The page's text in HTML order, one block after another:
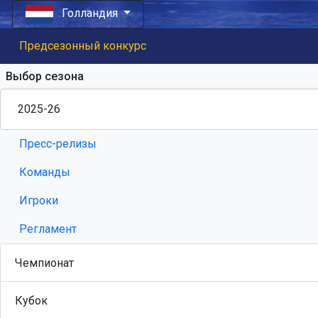
Голландия
Предсезонный конкурс
Выбор сезона
Пресс-релизы
Команды
Игроки
Регламент
Чемпионат
Кубок